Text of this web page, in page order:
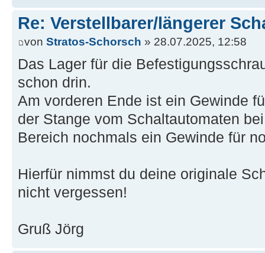
Re: Verstellbarer/längerer
von Stratos-Schorsch » 28.07.2025, 12:58
Das Lager für die
schon drin.
Am vorderen Ende ist ein Gewinde
der Stange vom Schaltautomaten
Bereich nochmals ein Gewinde für
Hierfür nimmst du deine originale
nicht vergessen!
Gruß Jörg